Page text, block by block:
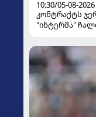
10:30/05-08-2026
კონტრაქტს
"ინტერმა"